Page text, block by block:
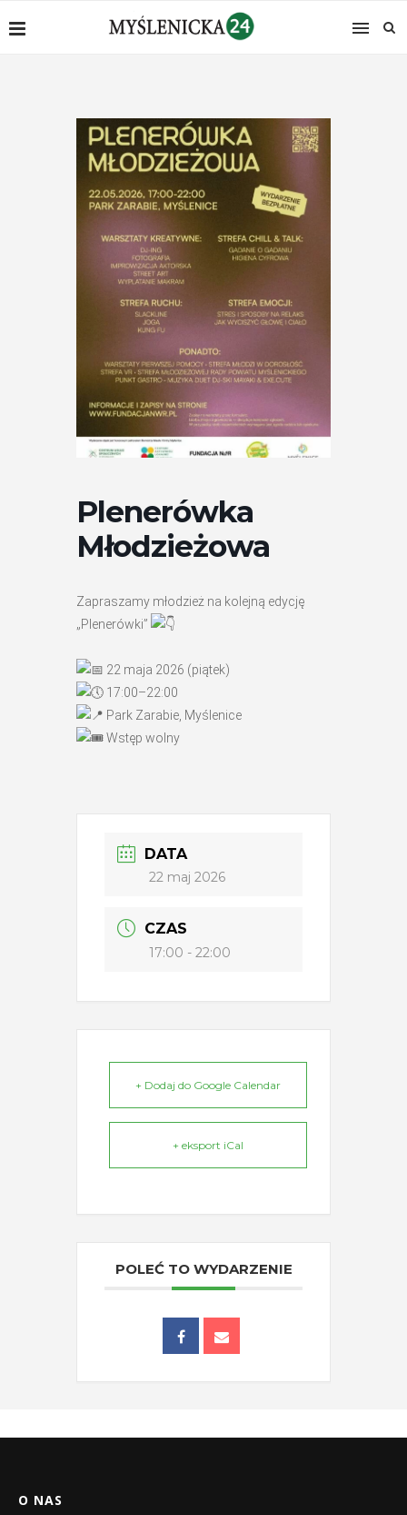
Plenerówka
Młodzieżowa
Zapraszamy młodzież na kolejną edycję
„Plenerówki”
22 maja 2026 (piątek)
17:00–22:00
Park Zarabie, Myślenice
Wstęp wolny
DATA
22 maj 2026
CZAS
17:00 - 22:00
+ Dodaj do Google Calendar
+ eksport iCal
POLEĆ TO WYDARZENIE
O NAS